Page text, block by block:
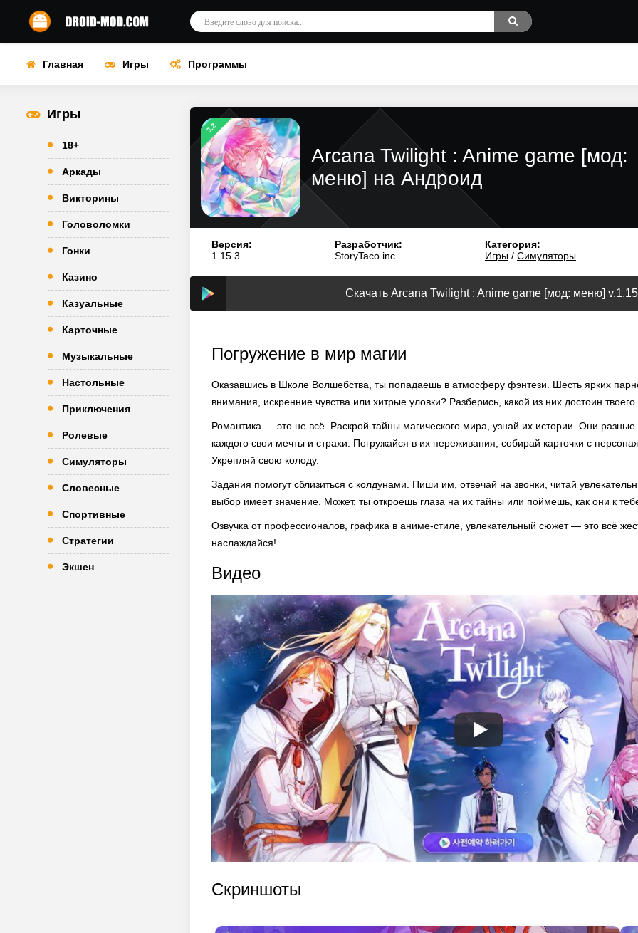
Главная Игры Программы
Игры
18+
Аркады
Викторины
Головоломки
Гонки
Казино
Казуальные
Карточные
Музыкальные
Настольные
Приключения
Ролевые
Симуляторы
Словесные
Спортивные
Стратегии
Экшен
3.2
Arcana Twilight : Anime game [мод:
меню] на Андроид
Версия:
1.15.3
Разработчик:
StoryTaco.inc
Категория:
Игры / Симуляторы
Скачать Arcana Twilight : Anime game [мод: меню]
Погружение в мир магии
Оказавшись в Школе Волшебства, ты попадаешь в атмосферу фэнтези. Шесть ярких
внимания, искренние чувства или хитрые уловки? Разберись, какой из них достоин твоего
Романтика — это не всё. Раскрой тайны магического мира, узнай их истории. Они
каждого свои мечты и страхи. Погружайся в их переживания, собирай карточки с
Укрепляй свою колоду.
Задания помогут сблизиться с колдунами. Пиши им, отвечай на звонки, читай
выбор имеет значение. Может, ты откроешь глаза на их тайны или поймешь, как они к
Озвучка от профессионалов, графика в аниме-стиле, увлекательный сюжет — это всё
наслаждайся!
Видео
Скриншоты